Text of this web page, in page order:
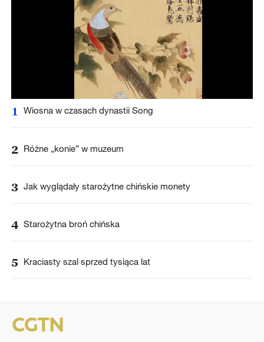
1 Wiosna w czasach dynastii Song
2 Różne „konie” w muzeum
3 Jak wyglądały starożytne chińskie monety
4 Starożytna broń chińska
5 Kraciasty szal sprzed tysiąca lat